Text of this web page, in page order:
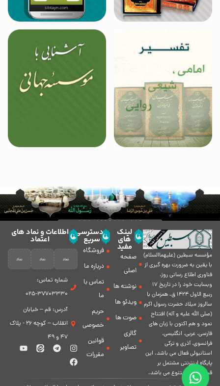
مؤسسه سبطين (عليهماالسلام)
با يقين به ضرورت بهره گیرى از
فناورى اطلاع رسانى روز،
وبسایت خود را در تاريخ 17
ربيع الاول 1424 ق. همزمان با
سالروز ميلاد حضرت رسول اكرم
(صلی الله علیه و آله) افتتاح
نمود و هم اكنون با زبان های
فارسی، عربى، انگلیسی،
فرانسوی، آذری و ترکی
استانبولی فعال مى باشد. اين
پايگاه اينترنتى مشتمل بر
قسمت هاى متنوع مى باشد.
لینک
های
مفید
صفحه
اصلی
نوشته ها
ویدئو ها
صوت ها
گالری
تصاویر
دسترسی
سریع
فروشگاه
درباره ما
تماس با
ما
حریم
خصوصی
قوانین
مقررات
اطلاعات و نماد های
اعتماد
شماره تماس:
37703330-025
آدرس: قم – خیابان
انقلاب – کوچه 26 - پلاک
47 و 49